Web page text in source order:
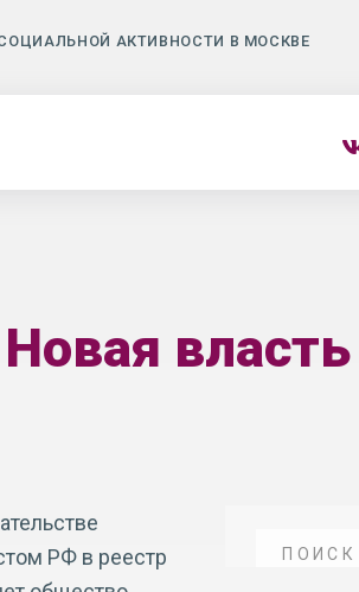
АКТИВНОСТИ В МОСКВЕ
власть
РФ в реестр